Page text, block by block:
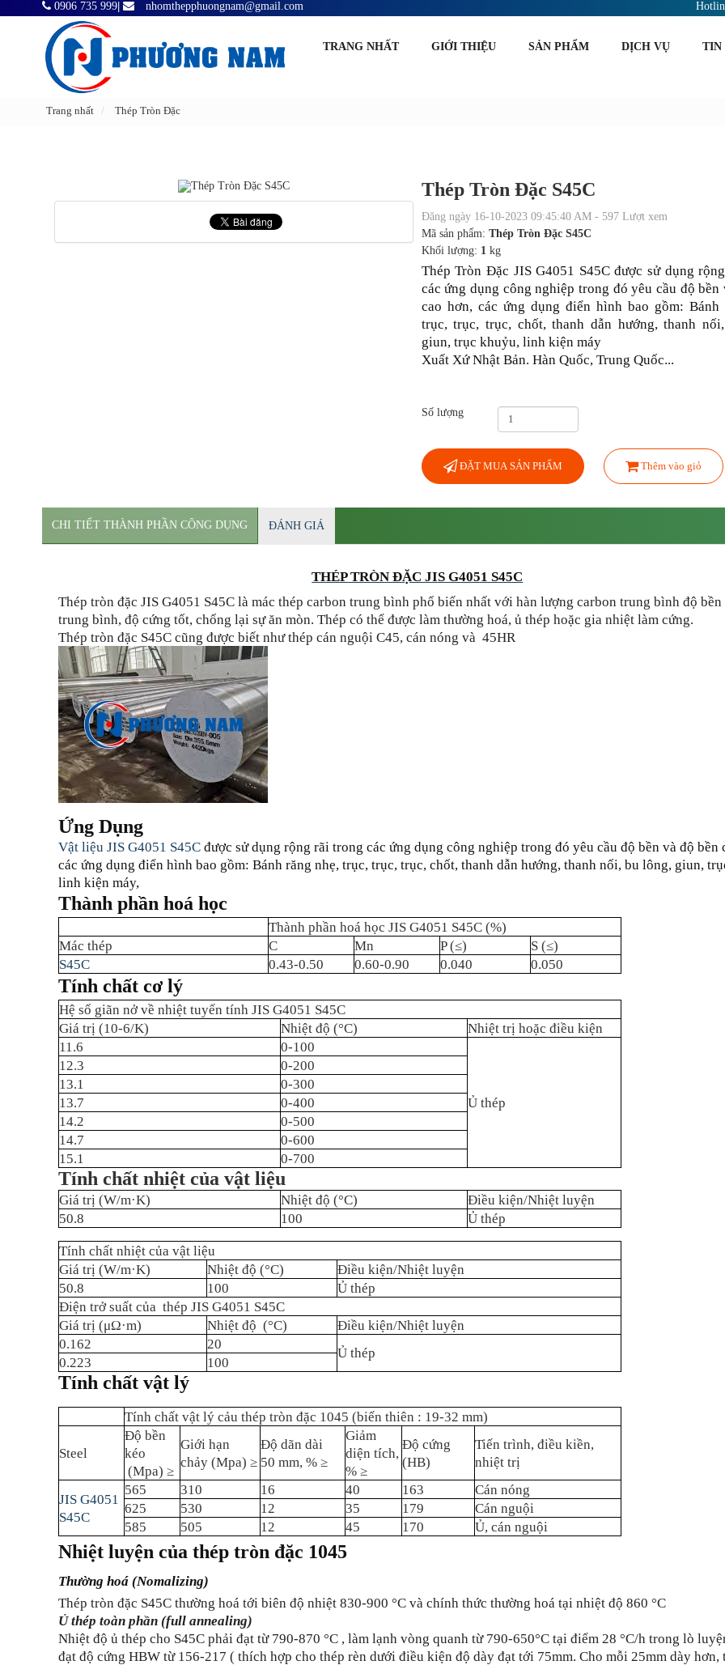
0906 735 999 nhomthepphuongnam@gmail.com
TRANG NHẤT GIỚI THIỆU SẢN PHẨM DỊCH VỤ TIN
Trang nhất Thép Tròn Đặc
Thép Tròn Đặc S45C
Đăng ngày 16-10-2023 09:45:40 AM - 597 Lượt xem
Mã sản phẩm: Thép Tròn Đặc S45C
Khối lượng: 1 kg
Thép Tròn Đặc JIS G4051 S45C được sử dụng
các ứng dụng công nghiệp trong đó yêu cầu độ bền
cao hơn, các ứng dụng điển hình bao gồm: Bánh
trục, trục, trục, chốt, thanh dẫn hướng, thanh
giun, trục khuỷu, linh kiện máy
Xuất Xứ Nhật Bản. Hàn Quốc, Trung Quốc...
Số lượng
ĐẶT MUA SẢN PHẨM Thêm vào giỏ
CHI TIẾT THÀNH PHẦN CÔNG DỤNG ĐÁNH GIÁ
THÉP TRÒN ĐẶC JIS G4051 S45C
Thép tròn đặc JIS G4051 S45C là mác thép carbon trung bình phổ biến nhất với hàn lượng carbon trung bình độ bền
trung bình, độ cứng tốt, chống lại sự ăn mòn. Thép có thể được làm thường hoá, ủ thép hoặc gia nhiệt làm cứng.
Thép tròn đặc S45C cũng được biết như thép cán nguội C45, cán nóng và 45HR
Ứng Dụng
Vật liệu JIS G4051 S45C được sử dụng rộng rãi trong các ứng dụng công nghiệp trong đó yêu cầu độ bền và độ bền
các ứng dụng điển hình bao gồm: Bánh răng nhẹ, trục, trục, trục, chốt, thanh dẫn hướng, thanh nối, bu lông, giun,
linh kiện máy,
Thành phần hoá học
Thành phần hoá học JIS G4051 S45C (%)
Mác thép
C Mn P (≤)
S (≤)
S45C
0.43-0.50 0.60-0.90 0.040 0.050
Tính chất cơ lý
Hệ số giãn nở về nhiệt tuyến tính JIS G4051 S45C
Giá trị (10-6/K)
Nhiệt độ (°C)
Nhiệt trị hoặc điều kiện
11.6
0-100
Ủ thép
12.3
0-200
13.1
0-300
13.7
0-400
14.2
0-500
14.7
0-600
15.1
0-700
Tính chất nhiệt của vật liệu
Giá trị (W/m·K) Nhiệt độ (°C)
Điều kiện/Nhiệt luyện
50.8
100 Ủ thép
Tính chất nhiệt của vật liệu
Giá trị (W/m·K)
Nhiệt độ (°C)
Điều kiện/Nhiệt luyện
50.8
100
Ủ thép
Điện trở suất của thép JIS G4051 S45C
Giá trị (μΩ·m)
Nhiệt độ (°C)
Điều kiện/Nhiệt luyện
0.162
20
Ủ thép
0.223 100
Tính chất vật lý
Tính chất vật lý cảu thép tròn đặc 1045 (biến thiên : 19-32 mm)
Steel
Độ bền
kéo
(Mpa) ≥
Giới hạn
chảy (Mpa) ≥
Độ dãn dài
50 mm, % ≥
Giảm
diện tích,
% ≥
Độ cứng
(HB)
Tiến trình, điều kiền,
nhiệt trị
JIS G4051
S45C
565 310 16 40 163
Cán nóng
625
530 12 35 179
Cán nguội
585
505 12 45 170 Ủ, cán nguội
Nhiệt luyện của thép tròn đặc 1045
Thường hoá (Nomalizing)
Thép tròn đặc S45C thường hoá tới biên độ nhiệt 830-900 °C và chính thức thường hoá tại nhiệt độ 860 °C
Ủ thép toàn phần (full annealing)
Nhiệt độ ủ thép cho S45C phải đạt từ 790-870 °C , làm lạnh vòng quanh từ 790-650°C tại điểm 28 °C/h trong lò
đạt độ cứng HBW từ 156-217 ( thích hợp cho thép rèn dưới điều kiện độ dày đạt tới 75mm. Cho mỗi 25mm dày hơn,